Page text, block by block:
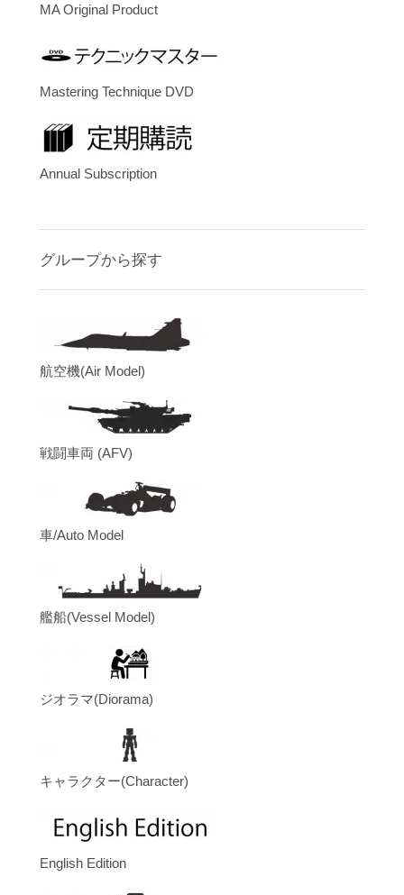
MA Original Product
Mastering Technique DVD
Annual Subscription
グループから探す
航空機(Air Model)
戦闘車両 (AFV)
車/Auto Model
艦船(Vessel Model)
ジオラマ(Diorama)
キャラクター(Character)
English Edition